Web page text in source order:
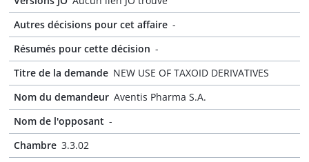
Autres décisions pour cet affaire -
Résumés pour cette décision -
Titre de la demande NEW USE OF TAXOID DERIVATIVES
Nom du demandeur Aventis Pharma S.A.
Nom de l'opposant -
Chambre 3.3.02